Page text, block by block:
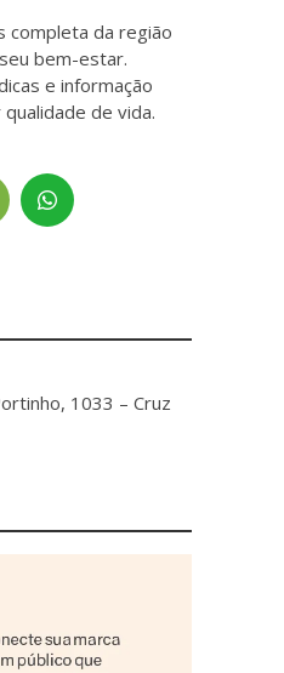
completa da região
bem-estar.
e informação
de vida.
1033 – Cruz